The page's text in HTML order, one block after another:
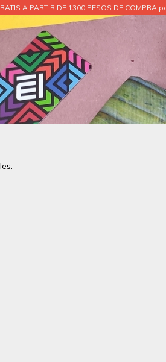
A PARTIR DE 1300 PESOS DE